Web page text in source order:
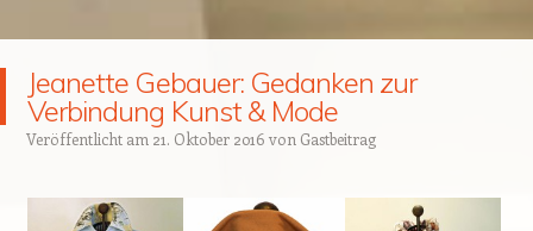
Jeanette Gebauer: Gedanken zur
Verbindung Kunst & Mode
Veröffentlicht am 21. Oktober 2016 von Gastbeitrag